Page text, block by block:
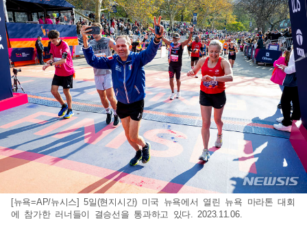
[뉴욕=AP/뉴시스] 5일(현지시간) 미국 뉴욕에서 열린 뉴욕 마라톤 대회
에 참가한 러너들이 결승선을 통과하고 있다. 2023.11.06.